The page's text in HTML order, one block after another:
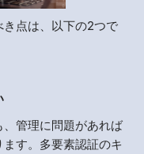
点は、以下の2つで
管理に問題があれば
す。多要素認証のキ